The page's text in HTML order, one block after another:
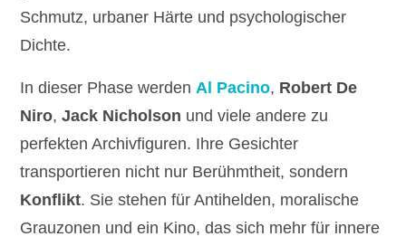
Schmutz, urbaner Härte und psychologischer
Dichte.
In dieser Phase werden Al Pacino, Robert De
Niro, Jack Nicholson und viele andere zu
perfekten Archivfiguren. Ihre Gesichter
transportieren nicht nur Berühmtheit, sondern
Konflikt. Sie stehen für Antihelden, moralische
Grauzonen und ein Kino, das sich mehr für innere